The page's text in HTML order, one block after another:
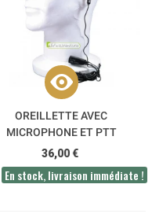
OREILLETTE AVEC
MICROPHONE ET PTT
DÉPORTÉS HM-128L ICOM
36,00 €
En stock, livraison immédiate !